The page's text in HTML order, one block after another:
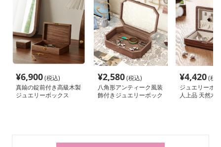
¥6,900(税込)
真鍮の錠前付き高級木製
ジュエリーボックス
¥2,580(税込)
八角形アンティーク風装
飾付きジュエリーボック
¥4,420(税
ジュエリーボ
人上品 天然木